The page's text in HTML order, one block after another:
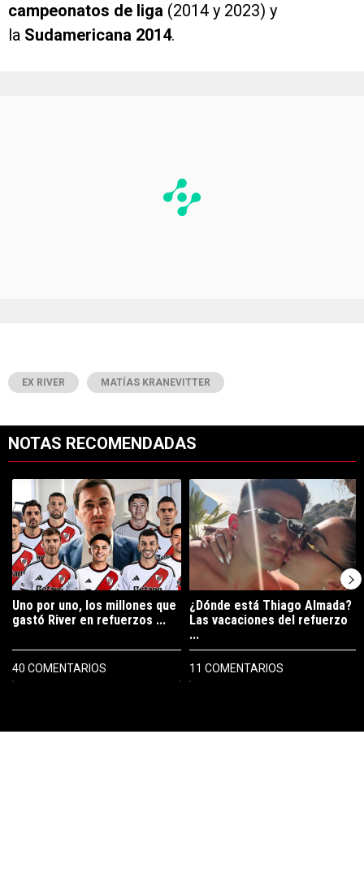
campeonatos de liga (2014 y 2023) y
la Sudamericana 2014.
EX RIVER MATÍAS KRANEVITTER
NOTAS RECOMENDADAS
Un artículo de tendencia con el título "Uno por uno, los millones
Uno por uno, los millones que
gastó River en refuerzos ...
40 COMENTARIOS
Un artículo de tendencia con el
¿Dónde está Thiago Almada?
Las vacaciones del refuerzo
...
11 COMENTARIOS